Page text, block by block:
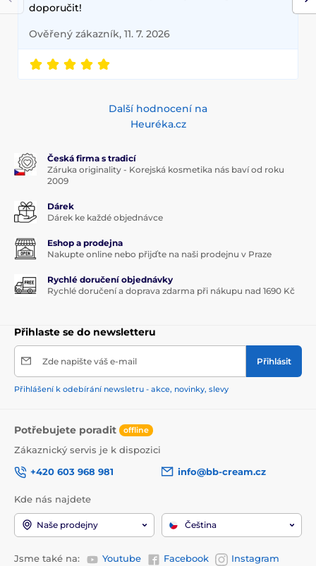
doporučit!
Ověřený zákazník, 11. 7. 2026
Další hodnocení na
Heuréka.cz
Česká firma s tradicí
Záruka originality - Korejská kosmetika nás baví od roku
2009
Dárek
Dárek ke každé objednávce
Eshop a prodejna
Nakupte online nebo přijďte na naši prodejnu v Praze
Rychlé doručení objednávky
Rychlé doručení a doprava zdarma při nákupu nad 1690 Kč
Přihlaste se do newsletteru
Zde napište váš e-mail Přihlásit
Přihlášení k odebírání newsletru - akce, novinky, slevy
Potřebujete poradit offline
Zákaznický servis je k dispozici
+420 603 968 981
info@bb-cream.cz
Kde nás najdete
Naše prodejny Čeština
Jsme také na: Youtube Facebook
Instagram